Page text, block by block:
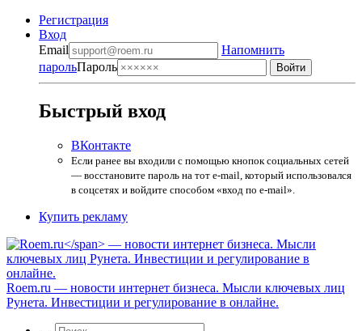
Регистрация
Вход
Email
Напомнить
парольПароль
Быстрый вход
ВКонтакте
Если ранее вы входили с помощью кнопок социальных сетей
— восстановите пароль на тот e-mail, который использовался
в соцсетях и войдите способом «вход по e-mail».
Купить рекламу
Roem.ru — новости интернет бизнеса. Мысли ключевых лиц
Рунета. Инвестиции и регулирование в онлайне.